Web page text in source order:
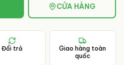
CỬA HÀNG
Đổi trả
Giao hàng toàn
quốc